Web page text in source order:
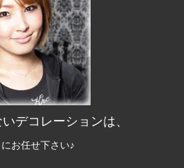
デコレーションは、
お任せ下さい♪